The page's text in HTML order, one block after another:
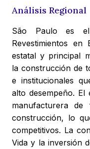
Análisis Regional
São Paulo es
Revestimientos en
estatal y principal
la construcción de
e institucionales
alto desempeño. El
manufacturera de
construcción, lo
competitivos. La
Vida y la inversión